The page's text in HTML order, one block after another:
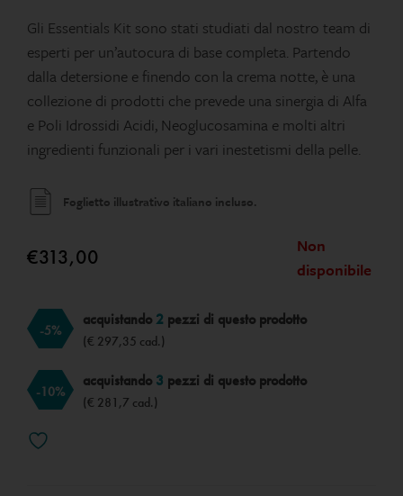
Gli Essentials Kit sono stati studiati dal nostro team di
esperti per un’autocura di base completa. Partendo
dalla detersione e finendo con la crema notte, è una
collezione di prodotti che prevede una sinergia di Alfa
e Poli Idrossidi Acidi, Neoglucosamina e molti altri
ingredienti funzionali per i vari inestetismi della pelle.
Foglietto illustrativo italiano incluso.
€313,00
Non
disponibile
-5%
acquistando 2 pezzi di questo prodotto
(€ 297,35 cad.)
-10%
acquistando 3 pezzi di questo prodotto
(€ 281,7 cad.)